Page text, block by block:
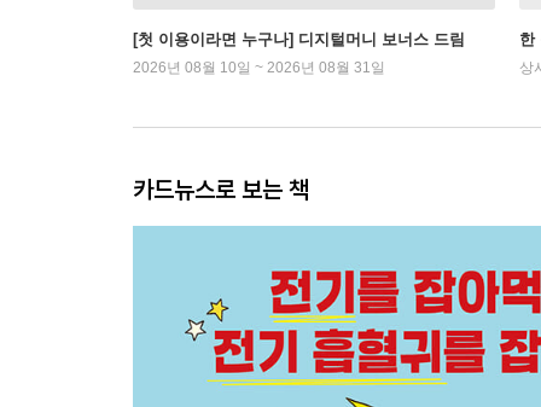
[첫 이용이라면 누구나] 디지털머니 보너스 드림
2026년 08월 10일 ~ 2026년 08월 31일
한
상
카드뉴스로 보는 책